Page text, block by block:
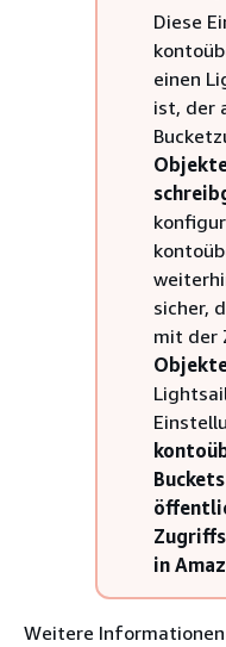
Diese
einen
ist, der
sicher,
mit der
in
Weitere